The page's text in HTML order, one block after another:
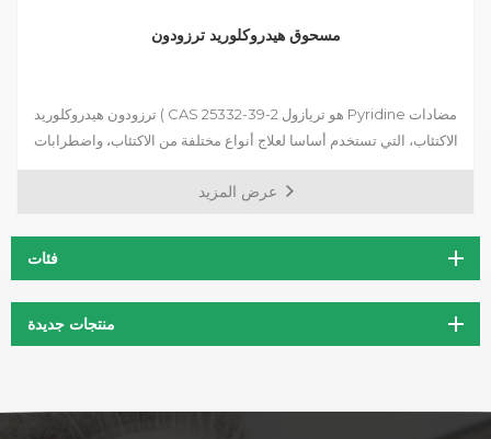
مسحوق هيدروكلوريد ترزودون
ترزودون هيدروكلوريد ( CAS 25332-39-2 هو تريازول Pyridine مضادات
الاكتئاب، التي تستخدم أساسا لعلاج أنواع مختلفة من الاكتئاب، واضطرابات
القلق مصحوبة بأعراض الاكتئابية، واضطرابات المزاج بعد انسحاب
عرض المزيد
فئات
منتجات جديدة